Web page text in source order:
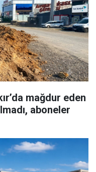
mağdur eden
aboneler